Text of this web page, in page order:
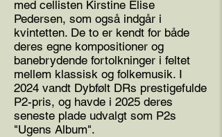
med cellisten Kirstine Elise
Pedersen, som også indgår i
kvintetten. De to er kendt for både
deres egne kompositioner og
banebrydende fortolkninger i feltet
mellem klassisk og folkemusik. I
2024 vandt Dybfølt DRs prestigefulde
P2-pris, og havde i 2025 deres
seneste plade udvalgt som P2s
"Ugens Album".